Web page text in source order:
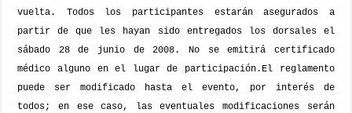
vuelta.
Todos los participantes estarán asegurados a
partir de que les hayan sido entregados los dorsales el
sábado 28 de junio de 2008. No se emitirá certificado
médico alguno en el lugar de participación. El reglamento
puede ser modificado hasta el evento, por interés de
todos; en ese caso, las eventuales modificaciones serán